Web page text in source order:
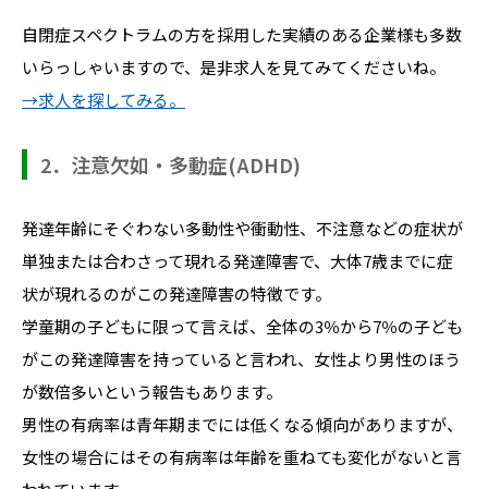
自閉症スペクトラムの方を採用した実績のある企業様も多数
いらっしゃいますので、是非求人を見てみてくださいね。
→求人を探してみる。
2．注意欠如・多動症(ADHD)
発達年齢にそぐわない多動性や衝動性、不注意などの症状が
単独または合わさって現れる発達障害で、大体7歳までに症
状が現れるのがこの発達障害の特徴です。
学童期の子どもに限って言えば、全体の3％から7％の子ども
がこの発達障害を持っていると言われ、女性より男性のほう
が数倍多いという報告もあります。
男性の有病率は青年期までには低くなる傾向がありますが、
女性の場合にはその有病率は年齢を重ねても変化がないと言